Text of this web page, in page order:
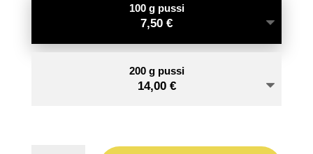
100 g pussi
7,50 €
200 g pussi
14,00 €